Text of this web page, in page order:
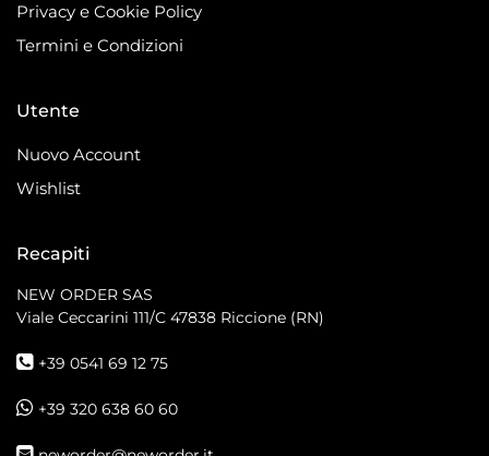
Privacy e Cookie Policy
Termini e Condizioni
Utente
Nuovo Account
Wishlist
Recapiti
NEW ORDER SAS
Viale Ceccarini 111/C 47838 Riccione (RN)
+39 0541 69 12 75
+39 320 638 60 60